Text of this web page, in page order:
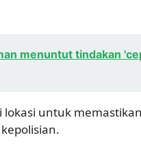
menuntut tindakan
untuk